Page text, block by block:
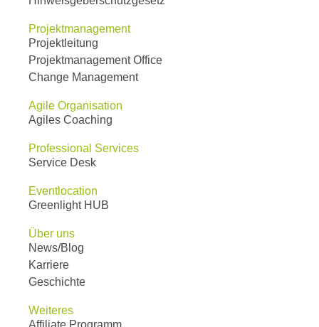
Projektmanagement
Projektleitung
Projektmanagement Office
Change Management
Agile Organisation
Agiles Coaching
Professional Services
Service Desk
Eventlocation
Greenlight HUB
Über uns
News/Blog
Karriere
Geschichte
Weiteres
Affiliate Programm